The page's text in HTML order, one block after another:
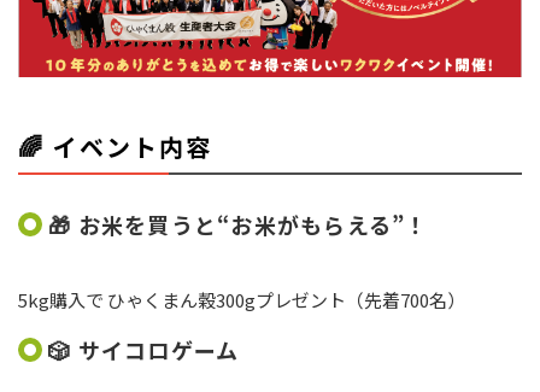
🌈 イベント内容
🎁 お米を買うと“お米がもらえる”！
5kg購入で ひゃくまん穀300gプレゼント（先着700名）
🎲 サイコロゲーム